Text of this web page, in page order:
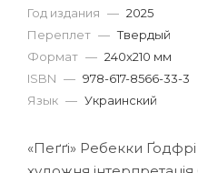
Год издания — 2025
Переплет — Твердый
Формат — 240x210 мм
ISBN — 978-617-8566-33-3
Язык — Украинский
«Пеґґі» Ребекки